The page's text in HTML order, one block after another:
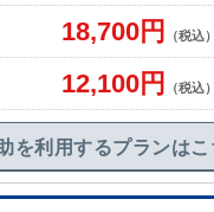
18,700円 （税込）
12,100円 （税込）
を利用するプランはこ